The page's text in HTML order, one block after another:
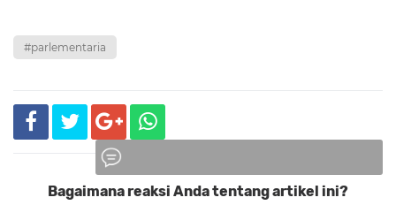
#parlementaria
Komentar
Bagaimana reaksi Anda tentang artikel ini?